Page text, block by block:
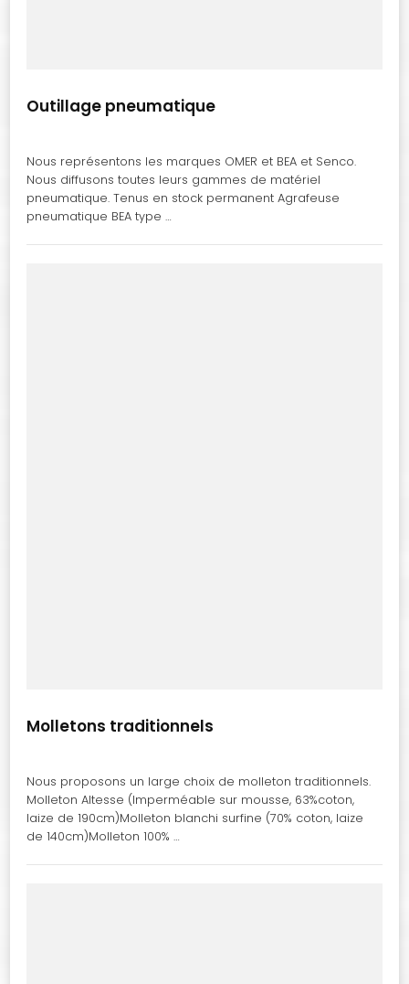
Outillage pneumatique
Nous représentons les marques OMER et BEA et Senco.
Nous diffusons toutes leurs gammes de matériel
pneumatique. Tenus en stock permanent Agrafeuse
pneumatique BEA type …
Molletons traditionnels
Nous proposons un large choix de molleton traditionnels.
Molleton Altesse (Imperméable sur mousse, 63%coton,
laize de 190cm)Molleton blanchi surfine (70% coton, laize
de 140cm)Molleton 100% …